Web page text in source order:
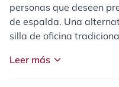
personas que deseen
de espalda. Una
silla de oficina
Leer más